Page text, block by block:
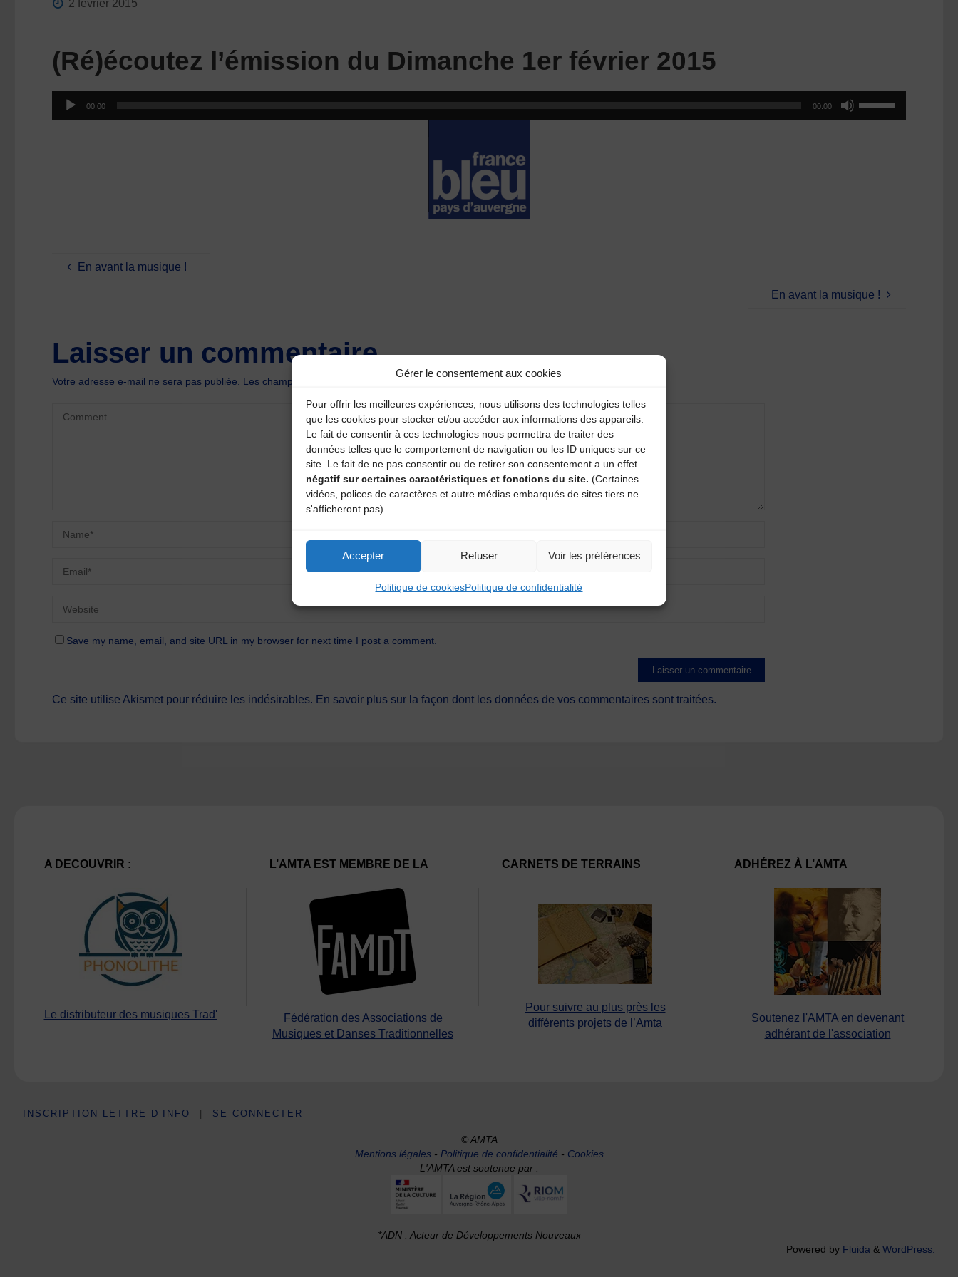
Gérer le consentement aux cookies
Pour offrir les meilleures expériences, nous utilisons des technologies telles
que les cookies pour stocker et/ou accéder aux informations des appareils.
Le fait de consentir à ces technologies nous permettra de traiter des
données telles que le comportement de navigation ou les ID uniques sur ce
site. Le fait de ne pas consentir ou de retirer son consentement a un effet
négatif sur certaines caractéristiques et fonctions du site. (Certaines
vidéos, polices de caractères et autre médias embarqués de sites tiers ne
s'afficheront pas)
Accepter Refuser Voir les préférences
Politique de cookiesPolitique de confidentialité
2 février 2015
(Ré)écoutez l’émission du Dimanche 1er février 2015
Lecteur
audio
00:00 00:00
En avant la musique !
En avant la musique !
Laisser un commentaire
Votre adresse e-mail ne sera pas publiée. Les champs obligatoires sont indiqués avec
Save my name, email, and site URL in my browser for next time I post a comment.
Ce site utilise Akismet pour réduire les indésirables. En savoir plus sur la façon dont les données de vos commentaires sont traitées.
A DECOUVRIR :
Le distributeur des musiques Trad'
L’AMTA EST MEMBRE DE LA
Fédération des Associations de
Musiques et Danses Traditionnelles
CARNETS DE TERRAINS
Pour suivre au plus près les
différents projets de l’Amta
ADHÉREZ À L’AMTA
Soutenez l'AMTA en devenant
adhérant de l'association
INSCRIPTION LETTRE D’INFO SE CONNECTER
© AMTA
Mentions légales- Politique de confidentialité - Cookies
L'AMTA est soutenue par :
*ADN : Acteur de Développements Nouveaux
Powered by Fluida & WordPress.